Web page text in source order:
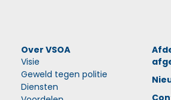
Over VSOA
Visie
Geweld tegen politie
Diensten